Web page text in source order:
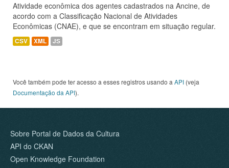
Atividade econômica dos agentes cadastrados na Ancine, de
acordo com a Classificação Nacional de Atividades
Econômicas (CNAE), e que se encontram em situação regular.
CSV XML JS
Você também pode ter acesso a esses registros usando a API (veja
Documentação da API).
Sobre Portal de Dados da Cultura
API do CKAN
Open Knowledge Foundation